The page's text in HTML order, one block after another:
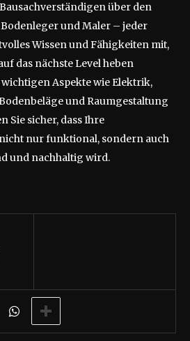
über den
und Maler – jeder
Wissen und Fähigkeiten mit,
das nächste Level heben
Aspekte wie Elektrik,
und Raumgestaltung
Sie sicher, dass Ihre
nur funktional, sondern auch
und nachhaltig wird.